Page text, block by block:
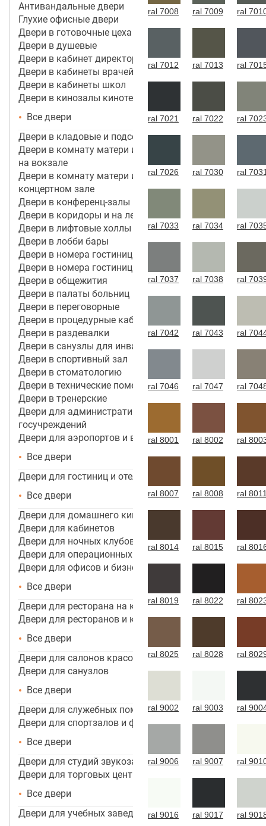
Антивандальные двери
Глухие офисные двери
Двери в готовочные цеха
Двери в душевые
Двери в кабинет директора, руководителя
Двери в кабинеты врачей
Двери в кабинеты школ
Двери в кинозалы кинотеатров
Все двери
Двери в кладовые и подсобные помещения
Двери в комнату матери и ребенка в аэропорту,
на вокзале
Двери в комнату матери и ребенка в кинотеатре,
концертном зале
Двери в конференц-залы
Двери в коридоры и на лестничные марши
Двери в лифтовые холлы
Двери в лобби бары
Двери в номера гостиницы 3*
Двери в номера гостиницы 4*-5*
Двери в общежития
Двери в палаты больниц
Двери в переговорные
Двери в процедурные кабинеты
Двери в раздевалки
Двери в санузлы для инвалидов
Двери в спортивный зал
Двери в стоматологию
Двери в технические помещения
Двери в тренерские
Двери для административных зданий и
госучреждений
Двери для аэропортов и вокзалов
Все двери
Двери для гостиниц и отелей
Все двери
Двери для домашнего кинотеатра
Двери для кабинетов
Двери для ночных клубов
Двери для операционных
Двери для офисов и бизнес центров
Все двери
Двери для ресторана на кухню
Двери для ресторанов и кафе
Все двери
Двери для салонов красоты
Двери для санузлов
Все двери
Двери для служебных помещений
Двери для спортзалов и фитнес-центров
Все двери
Двери для студий звукозаписи
Двери для торговых центров, помещений
Все двери
Двери для учебных заведений и ДОУ
ral 7008 ral 7009 ral
ral 7012 ral 7013 ral
ral 7021 ral 7022 ral
ral 7026 ral 7030 ral
ral 7033 ral 7034 ral
ral 7037 ral 7038 ral
ral 7042 ral 7043 ral
ral 7046 ral 7047 ral
ral 8001 ral 8002 ral
ral 8007 ral 8008 ral
ral 8014 ral 8015 ral
ral 8019 ral 8022 ral
ral 8025 ral 8028 ral
ral 9002 ral 9003 ral
ral 9006 ral 9007 ral
ral 9016 ral 9017 ral